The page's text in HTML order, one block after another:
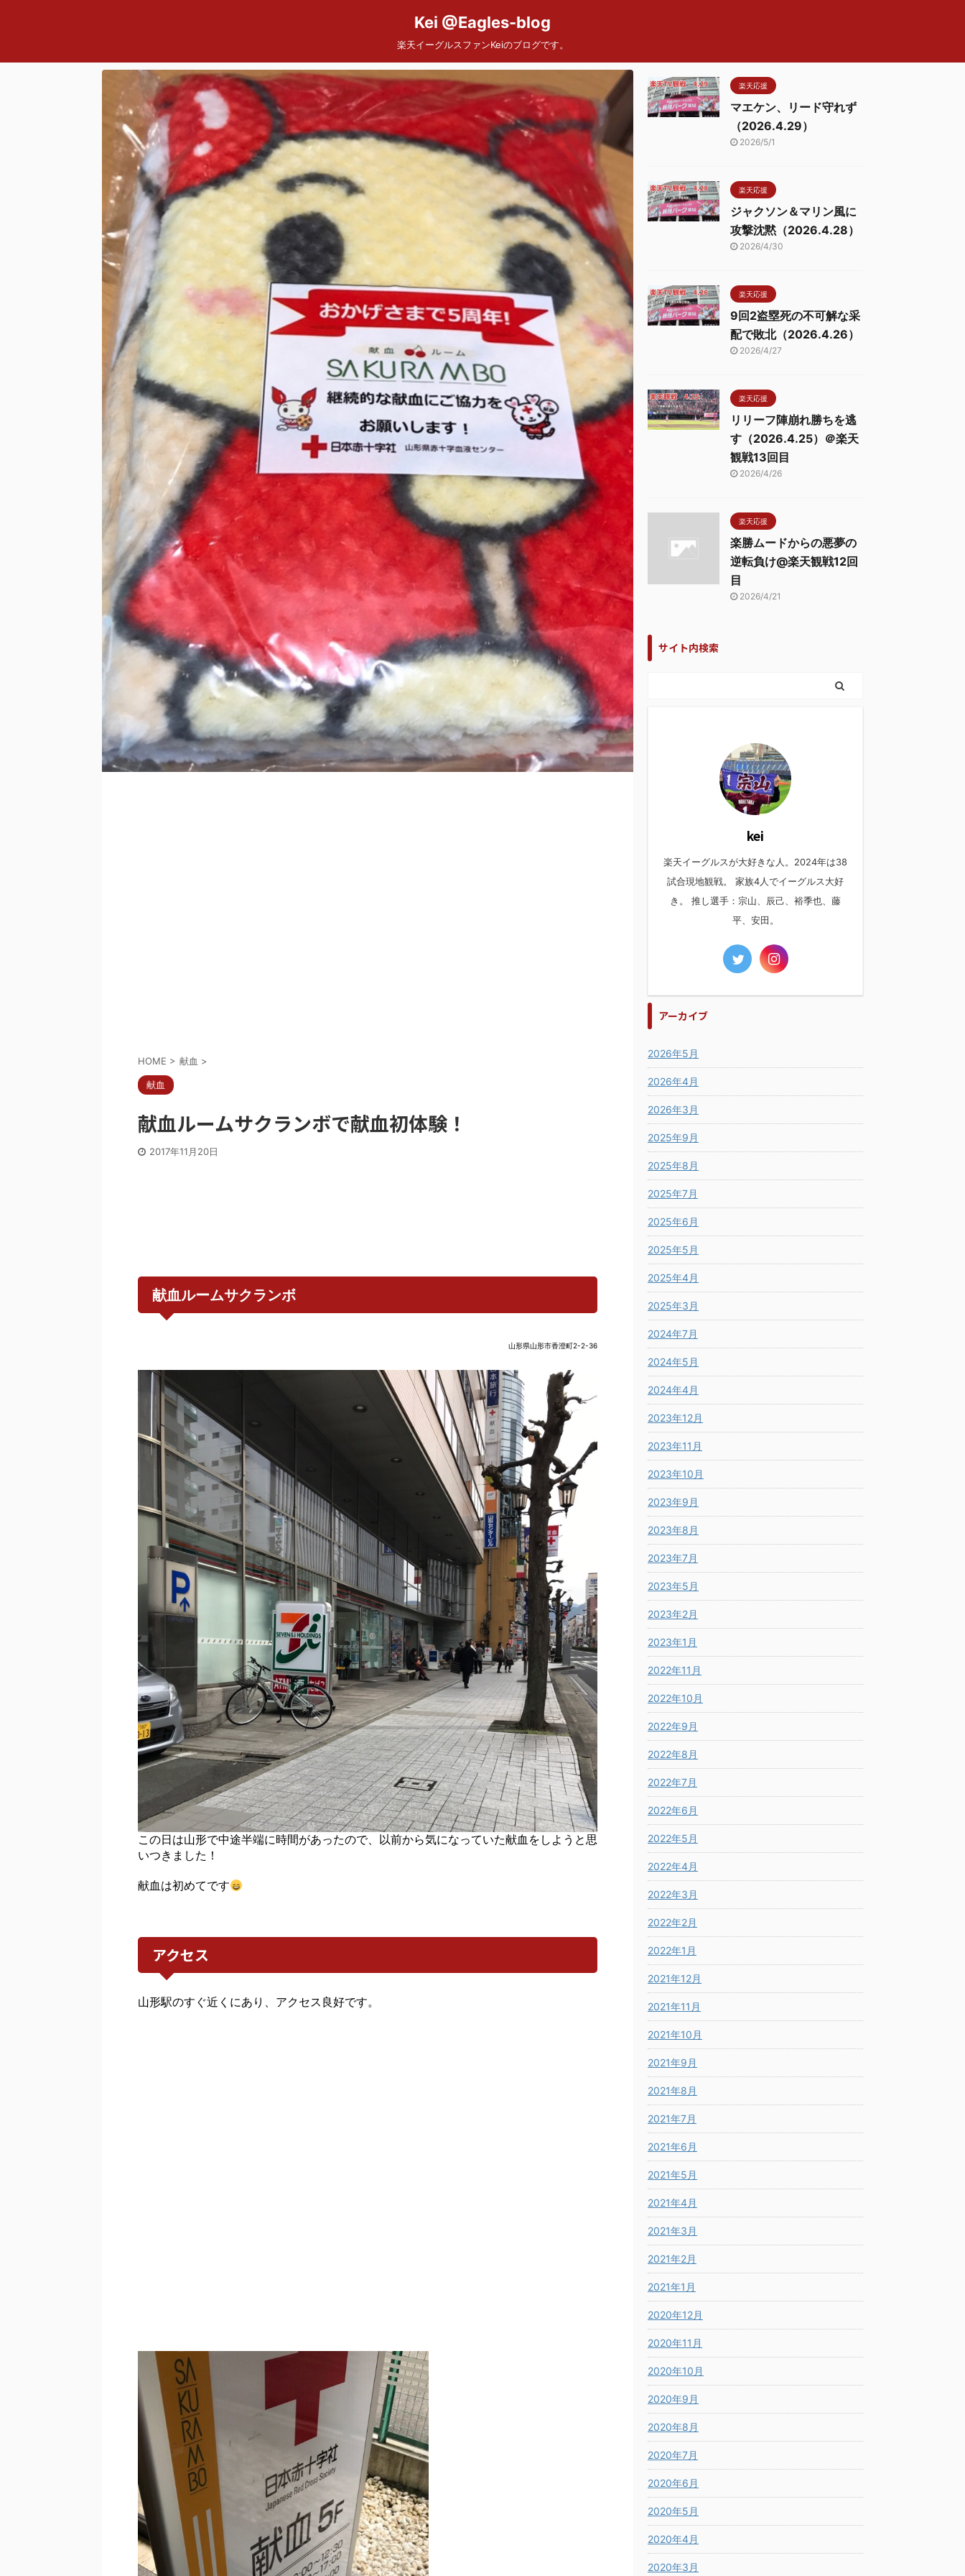
Kei @Eagles-blog
楽天イーグルスファンKeiのブログです。
HOME > 献血 >
献血
献血ルームサクランボで献血初体験！
2017年11月20日
献血ルームサクランボ
山形県山形市香澄町2-2-36
この日は山形で中途半端に時間があったので、以前から気になっていた献血をしようと思
いつきました！
献血は初めてです
アクセス
山形駅のすぐ近くにあり、アクセス良好です。
楽天応援
マエケン、リード守れず
（2026.4.29）
2026/5/1
楽天応援
ジャクソン＆マリン風に
攻撃沈黙（2026.4.28）
2026/4/30
楽天応援
9回2盗塁死の不可解な采
配で敗北（2026.4.26）
2026/4/27
楽天応援
リリーフ陣崩れ勝ちを逃
す（2026.4.25）＠楽天
観戦13回目
2026/4/26
楽天応援
楽勝ムードからの悪夢の
逆転負け@楽天観戦12回
目
2026/4/21
サイト内検索
kei
楽天イーグルスが大好きな人。2024年は38
試合現地観戦。 家族4人でイーグルス大好
き。 推し選手：宗山、辰己、裕季也、藤
平、安田。
アーカイブ
2026年5月
2026年4月
2026年3月
2025年9月
2025年8月
2025年7月
2025年6月
2025年5月
2025年4月
2025年3月
2024年7月
2024年5月
2024年4月
2023年12月
2023年11月
2023年10月
2023年9月
2023年8月
2023年7月
2023年5月
2023年2月
2023年1月
2022年11月
2022年10月
2022年9月
2022年8月
2022年7月
2022年6月
2022年5月
2022年4月
2022年3月
2022年2月
2022年1月
2021年12月
2021年11月
2021年10月
2021年9月
2021年8月
2021年7月
2021年6月
2021年5月
2021年4月
2021年3月
2021年2月
2021年1月
2020年12月
2020年11月
2020年10月
2020年9月
2020年8月
2020年7月
2020年6月
2020年5月
2020年4月
2020年3月